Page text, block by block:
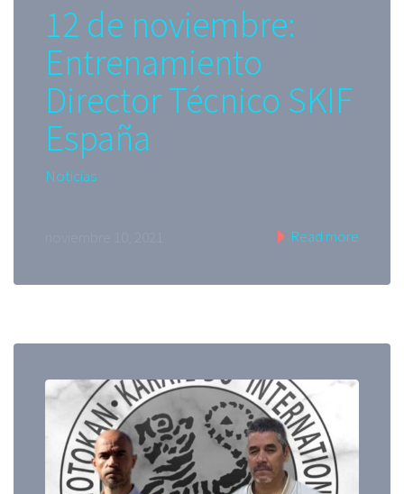
12 de noviembre:
Entrenamiento
Director Técnico SKIF
España
Noticias
Read more